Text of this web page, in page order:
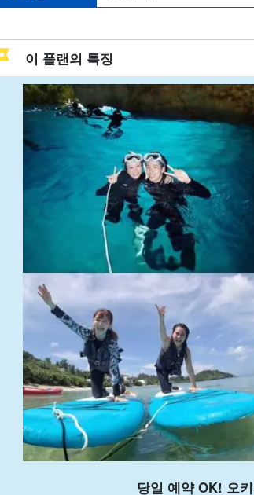
이 플랜의 특징
당일 예약 OK! 오